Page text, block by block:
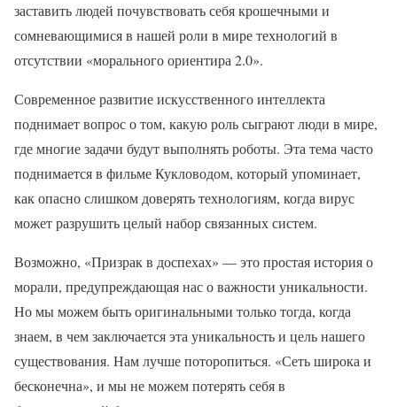
заставить людей почувствовать себя крошечными и
сомневающимися в нашей роли в мире технологий в
отсутствии «морального ориентира 2.0».
Современное развитие искусственного интеллекта
поднимает вопрос о том, какую роль сыграют люди в мире,
где многие задачи будут выполнять роботы. Эта тема часто
поднимается в фильме Кукловодом, который упоминает,
как опасно слишком доверять технологиям, когда вирус
может разрушить целый набор связанных систем.
Возможно, «Призрак в доспехах» — это простая история о
морали, предупреждающая нас о важности уникальности.
Но мы можем быть оригинальными только тогда, когда
знаем, в чем заключается эта уникальность и цель нашего
существования. Нам лучше поторопиться. «Сеть широка и
бесконечна», и мы не можем потерять себя в